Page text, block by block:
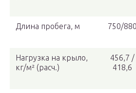
Длина пробега, м 750/880
Нагрузка на крыло,
кг/м² (расч.)
456,7 /
418,6